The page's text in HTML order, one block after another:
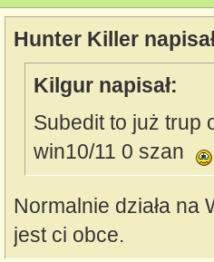
Hunter Killer
Kilgur napisał:
Subedit to już trup
win10/11 0 szan
Normalnie działa
jest ci obce.